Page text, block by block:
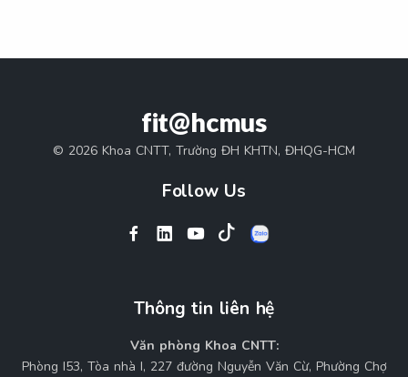
fit@hcmus
© 2026 Khoa CNTT, Trường ĐH KHTN, ĐHQG-HCM
Follow Us
Thông tin liên hệ
Văn phòng Khoa CNTT:
Phòng I53, Tòa nhà I, 227 đường Nguyễn Văn Cừ, Phường Chợ